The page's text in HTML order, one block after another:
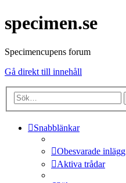
specimen.se
Specimencupens forum
Gå direkt till innehåll
Snabblänkar
Obesvarade inlägg
Aktiva trådar